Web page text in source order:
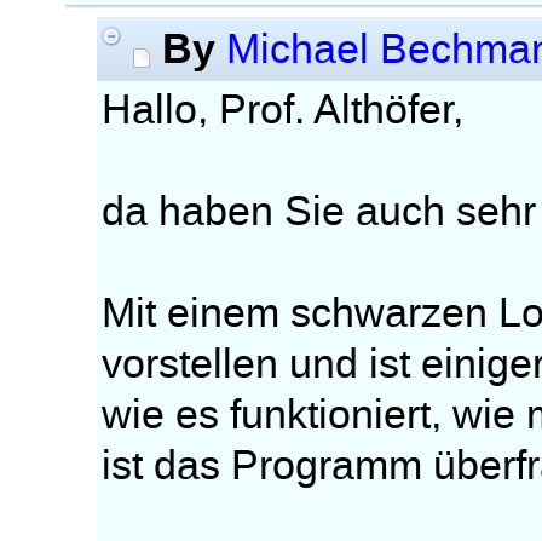
By Michael
Hallo, Prof. Althöfer,
da haben Sie auch
Mit einem schwarzen
vorstellen und ist
wie es funktioniert, wie
ist das Programm